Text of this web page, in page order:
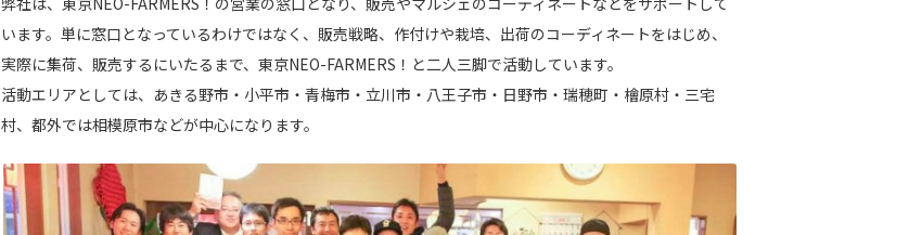
います。単に窓口となっているわけではなく、販売戦略、作付けや栽培、出荷のコーディネートをはじめ、
実際に集荷、販売するにいたるまで、東京NEO-FARMERS！と二人三脚で活動しています。
活動エリアとしては、あきる野市・小平市・青梅市・立川市・八王子市・日野市・瑞穂町・檜原村・三宅
村、都外では相模原市などが中心になります。